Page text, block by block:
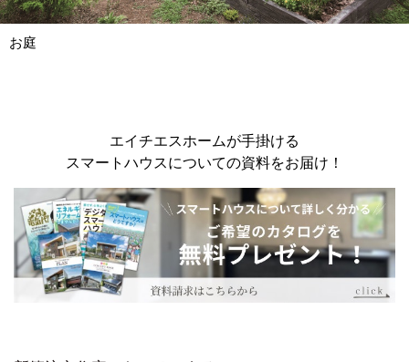
お庭
エイチエスホームが手掛ける
スマートハウスについての資料をお届け！